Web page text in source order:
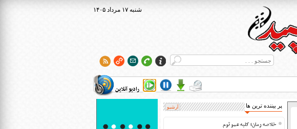
۱۴۰۵ شنبه ۱۷ مرداد
رادیو آنلاین
پر بیننده ترین ها آرشیو
خلاصه رمان؛ کلبه عمو توم